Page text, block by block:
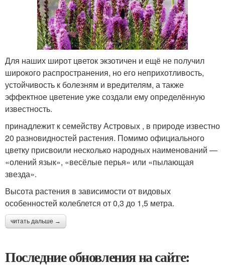
Для наших широт цветок экзотичен и ещё не получил
широкого распространения, но его неприхотливость,
устойчивость к болезням и вредителям, а также
эффектное цветение уже создали ему определённую
известность.
принадлежит к семейству Астровых , в природе известно
20 разновидностей растения. Помимо официального
цветку присвоили несколько народных наименований —
«олений язык», «весёлые перья» или «пылающая
звезда».
Высота растения в зависимости от видовых
особенностей колеблется от 0,3 до 1,5 метра.
читать дальше →
Последние обновления на сайте: